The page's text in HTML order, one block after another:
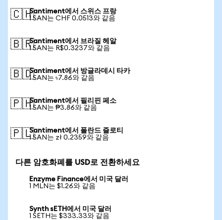
🇨🇭Santiment에서 스위스 프랑
1 SAN는 CHF 0.0513와 같음
🇧🇷Santiment에서 브라질 헤알
1 SAN는 R$0.3237와 같음
🇧🇩Santiment에서 방글라데시 타카
1 SAN는 ৳7.86와 같음
🇵🇭Santiment에서 필리핀 페소
1 SAN는 ₱3.86와 같음
🇵🇱Santiment에서 폴란드 즐로티
1 SAN는 zł 0.2359와 같음
다른 암호화폐를 USD로 전환하세요
Enzyme Finance에서 미국 달러
1 MLN는 $1.26와 같음
Synth sETH에서 미국 달러
1 SETH는 $333.33와 같음